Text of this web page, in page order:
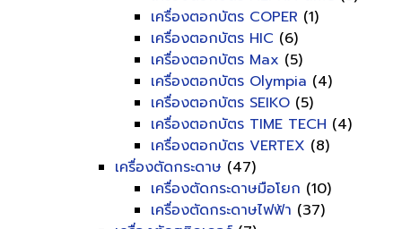
เครื่องตอกบัตร COPER (1)
เครื่องตอกบัตร HIC (6)
เครื่องตอกบัตร Max (5)
เครื่องตอกบัตร Olympia (4)
เครื่องตอกบัตร SEIKO (5)
เครื่องตอกบัตร TIME TECH (4)
เครื่องตอกบัตร VERTEX (8)
เครื่องตัดกระดาษ (47)
เครื่องตัดกระดาษมือโยก (10)
เครื่องตัดกระดาษไฟฟ้า (37)